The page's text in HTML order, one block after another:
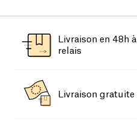
Livraison en 48h
relais
Livraison